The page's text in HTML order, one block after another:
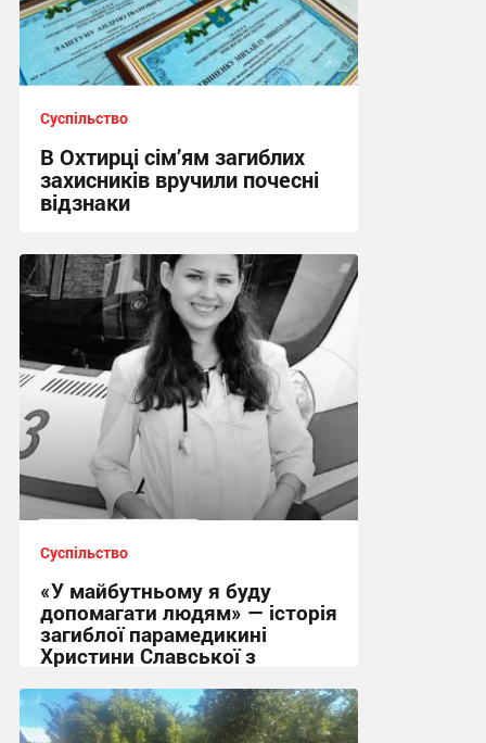
Суспільство
В Охтирці сім’ям загиблих
захисників вручили почесні
відзнаки
17:09 вчора
Суспільство
«У майбутньому я буду
допомагати людям» — історія
загиблої парамедикині
Христини Славської з
21:32, 7.08.2026